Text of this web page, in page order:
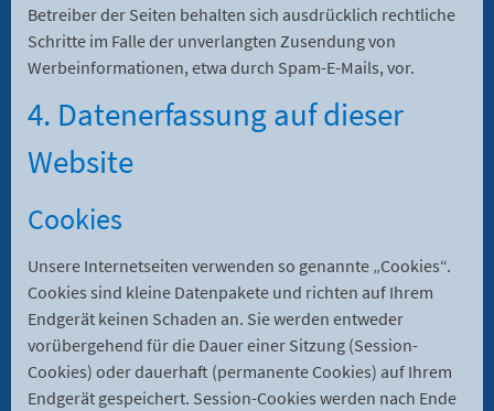
Betreiber der Seiten behalten sich ausdrücklich rechtliche
Schritte im Falle der unverlangten Zusendung von
Werbeinformationen, etwa durch Spam-E-Mails, vor.
4. Datenerfassung auf dieser
Website
Cookies
Unsere Internetseiten verwenden so genannte „Cookies“.
Cookies sind kleine Datenpakete und richten auf Ihrem
Endgerät keinen Schaden an. Sie werden entweder
vorübergehend für die Dauer einer Sitzung (Session-
Cookies) oder dauerhaft (permanente Cookies) auf Ihrem
Endgerät gespeichert. Session-Cookies werden nach Ende